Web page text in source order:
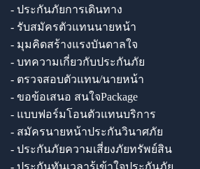
- ประกันภัยการเดินทาง
- รับสมัครตัวแทนนายหน้า
- มุมคิดสร้างแรงบันดาลใจ
- บทความเกี่ยวกับประกันภัย
- ตรวจสอบตัวแทน/นายหน้า
- ขอข้อเสนอ สนใจPackage
- แบบฟอร์มโอนตัวแทนบริการ
- สมัครนายหน้าประกันวินาศภัย
- ประกันภัยความเสี่ยงภัยทรัพย์สิน
- ประกันทันเวลารู้เข้าใจประกันภัย